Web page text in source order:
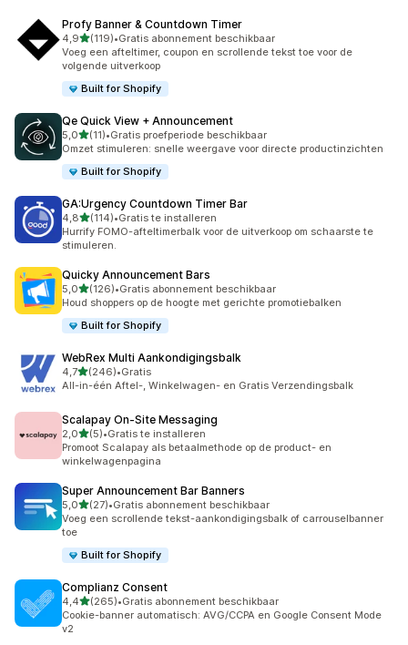
Profy Banner & Countdown Timer
4,9van 5 sterren
(119)
119 recensies in totaal
•Gratis abonnement beschikbaar
Voeg een afteltimer, coupon en scrollende tekst toe voor de
volgende uitverkoop
Built for Shopify
Qe Quick View + Announcement
5,0van 5 sterren
(11)
11 recensies in totaal
•Gratis proefperiode beschikbaar
Omzet stimuleren: snelle weergave voor directe productinzichten
Built for Shopify
GA:Urgency Countdown Timer Bar
4,8van 5 sterren
(114)
114 recensies in totaal
•Gratis te installeren
Hurrify FOMO-afteltimerbalk voor de uitverkoop om schaarste te
stimuleren.
Quicky Announcement Bars
5,0van 5 sterren
(126)
126 recensies in totaal
•Gratis abonnement beschikbaar
Houd shoppers op de hoogte met gerichte promotiebalken
Built for Shopify
WebRex Multi Aankondigingsbalk
4,7van 5 sterren
(246)
246 recensies in totaal
•Gratis
All-in-één Aftel-, Winkelwagen- en Gratis Verzendingsbalk
Scalapay On‑Site Messaging
2,0van 5 sterren
(5)
5 recensies in totaal
•Gratis te installeren
Promoot Scalapay als betaalmethode op de product- en
winkelwagenpagina
Super Announcement Bar Banners
5,0van 5 sterren
(27)
27 recensies in totaal
•Gratis abonnement beschikbaar
Voeg een scrollende tekst-aankondigingsbalk of carrouselbanner
toe
Built for Shopify
Complianz Consent
4,4van 5 sterren
(265)
265 recensies in totaal
•Gratis abonnement beschikbaar
Cookie-banner automatisch: AVG/CCPA en Google Consent Mode
v2